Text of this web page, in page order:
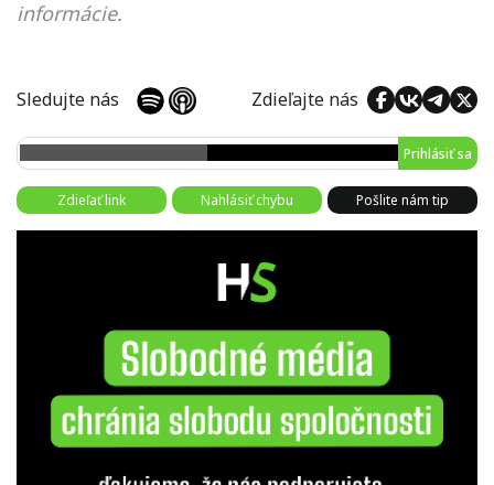
informácie.
Sledujte nás Zdieľajte nás
Prihlásiť sa
Zdieľať link Nahlásiť chybu Pošlite nám tip